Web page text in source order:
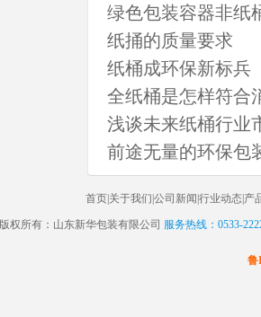
绿色包装容器非纸
纸捅的质量要求
纸桶成环保新标兵
全纸桶是怎样符合
浅谈未来纸桶行业
前途无量的环保
首页 关于我们 公司新闻 行业动态 产
版权所有：山东新华包装有限公司 服务热线：0533-
鲁